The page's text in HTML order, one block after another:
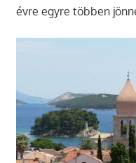
évre egyre többen